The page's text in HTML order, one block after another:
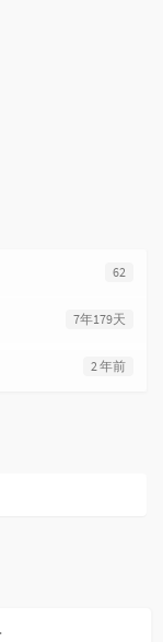
62
7年179天
2 年前